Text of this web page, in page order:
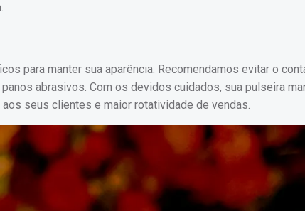
para manter sua aparência. Recomendamos evitar o
abrasivos. Com os devidos cuidados, sua pulseira
seus clientes e maior rotatividade de vendas.